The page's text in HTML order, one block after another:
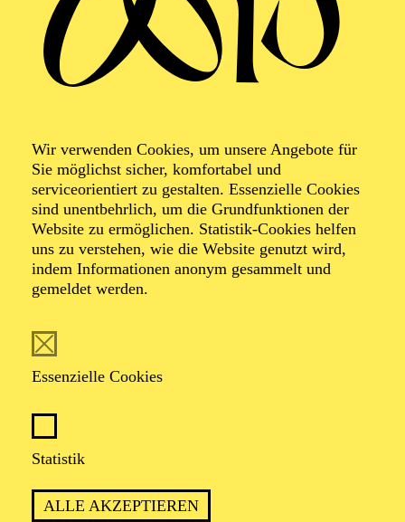
Wir verwenden Cookies, um unsere Angebote für
Sie möglichst sicher, komfortabel und
serviceorientiert zu gestalten. Essenzielle Cookies
sind unentbehrlich, um die Grundfunktionen der
Website zu ermöglichen. Statistik-Cookies helfen
uns zu verstehen, wie die Website genutzt wird,
indem Informationen anonym gesammelt und
gemeldet werden.
Essenzielle Cookies
Statistik
ALLE AKZEPTIEREN
Foto: Emil Schwarz
Sebastian Maier
Sebastian Maier, geb. 1980 in Herne, studierte
arbeitete als Theatermusiker und Komponist für diverse
Produktionen, u.a. am Theater Kohlenpott Herne, am